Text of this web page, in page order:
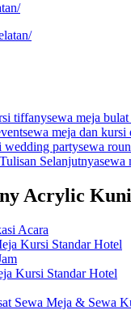
tiffanysewa meja
sewa meja dan kursi
wedding partysewa
Tulisan Selanjutnyasewa
Acrylic
Acara
Kursi Standar Hotel
Kursi Standar Hotel
Sewa Meja & Sewa